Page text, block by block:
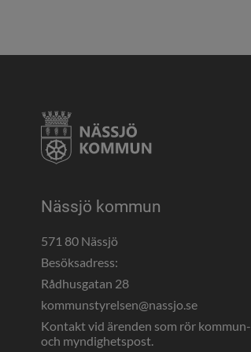
Nässjö kommun
571 80 Nässjö
Besöksadress:
Rådhusgatan 28
kommunstyrelsen@nassjo.se
Kontakt vid ärenden som rör kommun-
och myndighetspost.